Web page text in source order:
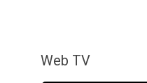
Web TV